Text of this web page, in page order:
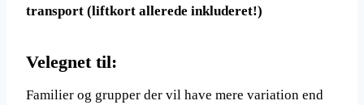
transport (liftkort allerede inkluderet!)
Velegnet til:
Familier og grupper der vil have mere variation end